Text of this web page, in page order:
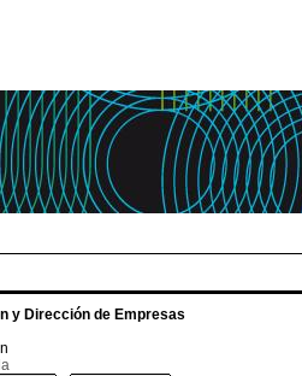
y Dirección de Empresas